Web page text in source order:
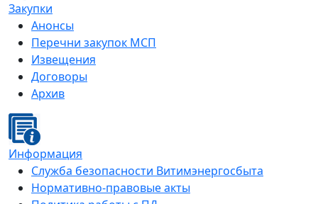
Закупки
Анонсы
Перечни закупок МСП
Извещения
Договоры
Архив
Информация
Служба безопасности Витимэнергосбыта
Нормативно-правовые акты